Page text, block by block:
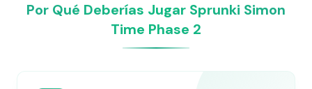
Por Qué Deberías Jugar Sprunki Simon
Time Phase 2